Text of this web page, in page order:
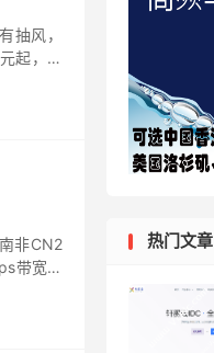
抽风，
起，但
非CN2
带宽月
热门文章